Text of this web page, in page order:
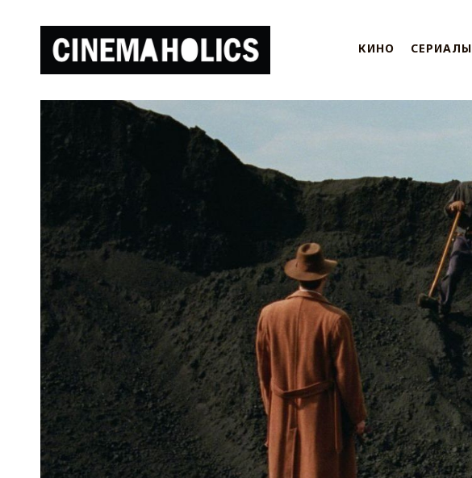
КИНО СЕРИАЛЫ